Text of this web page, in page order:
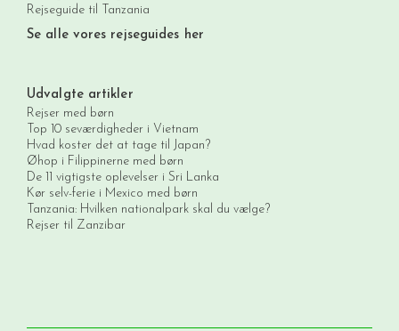
Rejseguide til Tanzania
Se alle vores rejseguides her
Udvalgte artikler
Rejser med børn
Top 10 seværdigheder i Vietnam
Hvad koster det at tage til Japan?
Øhop i Filippinerne med børn
De 11 vigtigste oplevelser i Sri Lanka
Kør selv-ferie i Mexico med børn
Tanzania: Hvilken nationalpark skal du vælge?
Rejser til Zanzibar